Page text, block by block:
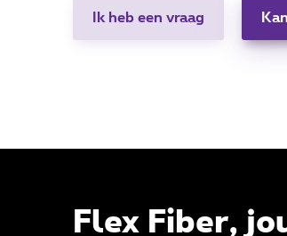
Ik heb een vraag
Flex Fiber,